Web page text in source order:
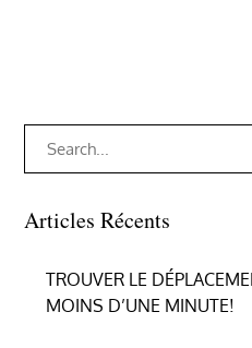
for:
Articles Récents
TROUVER LE
MOINS D’UNE MINUTE!